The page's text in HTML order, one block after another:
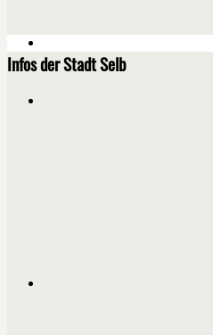
Infos der Stadt Selb